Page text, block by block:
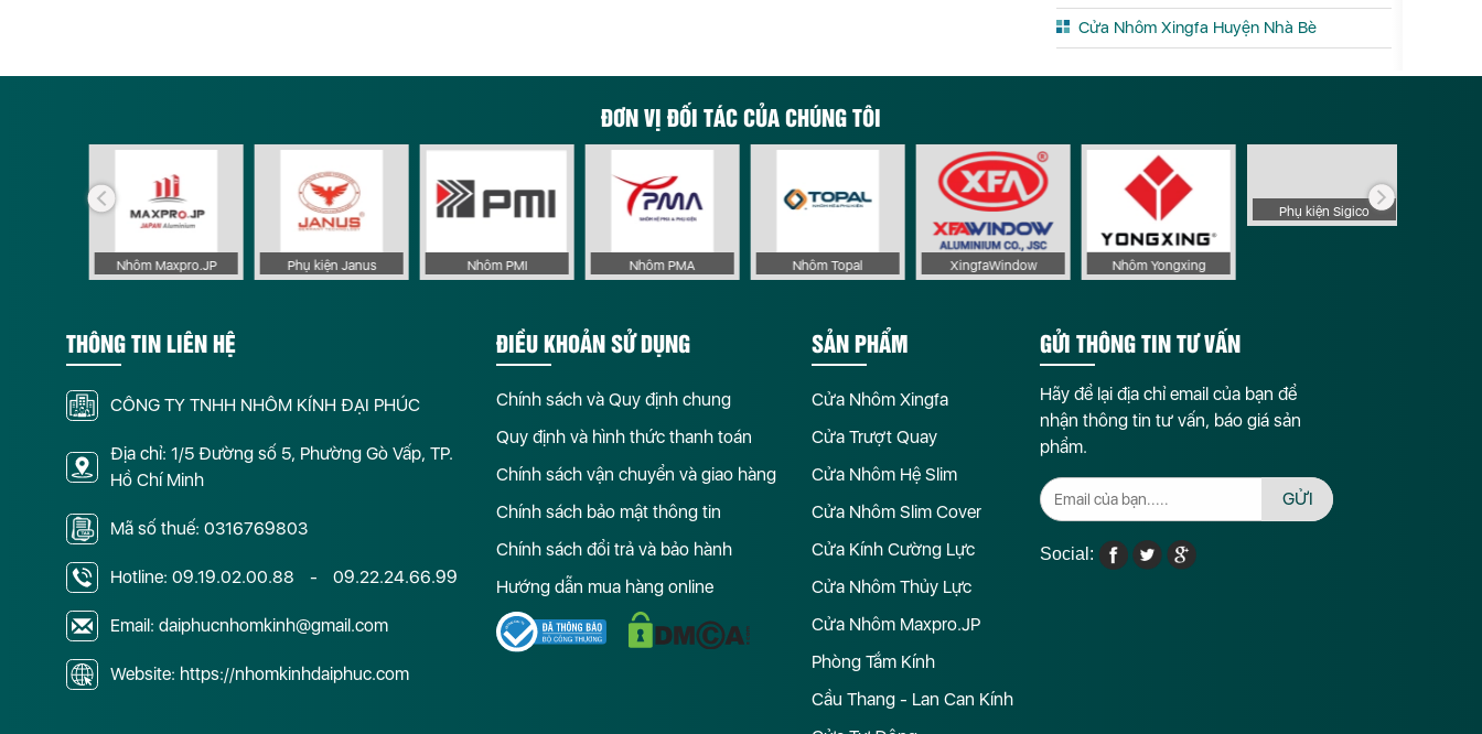
Cửa Nhôm Xingfa Huyện Nhà Bè
ĐƠN VỊ ĐỐI TÁC CỦA CHÚNG TÔI
Nhôm Maxpro.JP Phụ kiện Janus Nhôm PMI Nhôm PMA Nhôm Topal XingfaWindow Nhôm Yongxing
THÔNG TIN LIÊN HỆ
CÔNG TY TNHH NHÔM KÍNH ĐẠI PHÚC
Địa chỉ: 1/5 Đường số 5, Phường Gò Vấp, TP.
Hồ Chí Minh
Mã số thuế: 0316769803
Hotline: 09.19.02.00.88 - 09.22.24.66.99
Email: daiphucnhomkinh@gmail.com
Website: https://nhomkinhdaiphuc.com
ĐIỀU KHOẢN SỬ DỤNG
Chính sách và Quy định chung
Quy định và hình thức thanh toán
Chính sách vận chuyển và giao hàng
Chính sách bảo mật thông tin
Chính sách đổi trả và bảo hành
Hướng dẫn mua hàng online
SẢN PHẨM
Cửa Nhôm Xingfa
Cửa Trượt Quay
Cửa Nhôm Hệ Slim
Cửa Nhôm Slim Cover
Cửa Kính Cường Lực
Cửa Nhôm Thủy Lực
Cửa Nhôm Maxpro.JP
Phòng Tắm Kính
Cầu Thang - Lan Can Kính
GỬI THÔNG TIN TƯ VẤN
Hãy để lại địa chỉ email của bạn để
nhận thông tin tư vấn, báo giá sản
phẩm.
GỬI
Social: